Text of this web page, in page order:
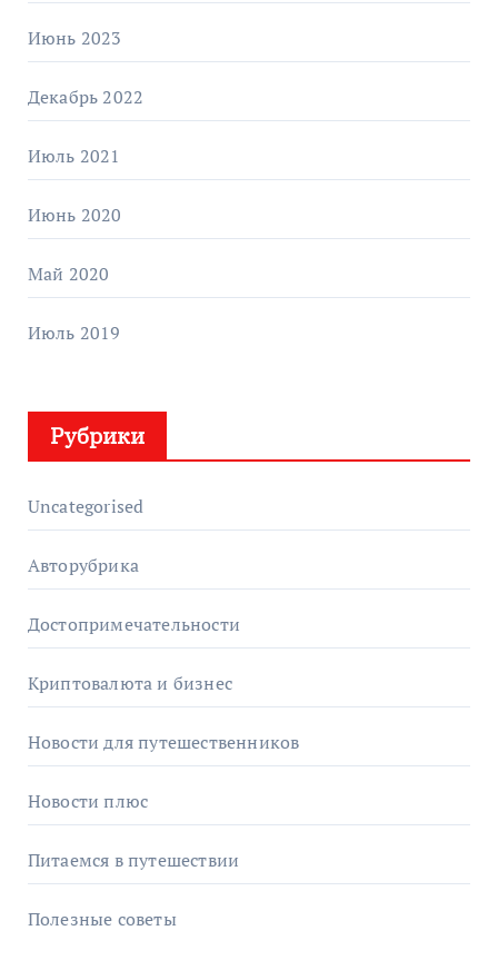
Июнь 2023
Декабрь 2022
Июль 2021
Июнь 2020
Май 2020
Июль 2019
Рубрики
Uncategorised
Авторубрика
Достопримечательности
Криптовалюта и бизнес
Новости для путешественников
Новости плюс
Питаемся в путешествии
Полезные советы